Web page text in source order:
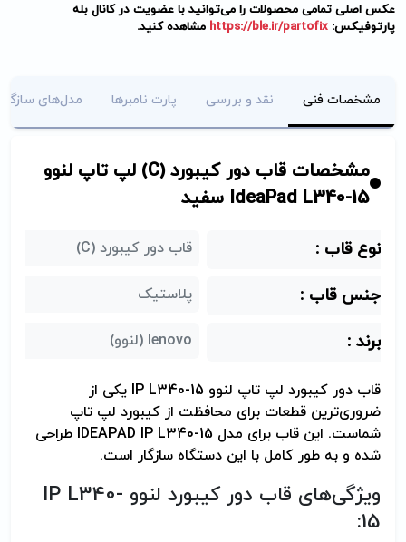
عکس اصلی تمامی محصولات را می‌توانید با عضویت در کانال بله
پارتوفیکس: https://ble.ir/partofix مشاهده کنید.
مشخصات فنی نقد و بررسی پارت نامبرها مدل‌های سازگار
مشخصات قاب دور کیبورد (C) لپ تاپ لنوو
IdeaPad L340-15 سفید
نوع قاب : قاب دور کیبورد (C)
جنس قاب : پلاستیک
برند : lenovo (لنوو)
قاب دور کیبورد لپ تاپ لنوو IP L340-15 یکی از
ضروری‌ترین قطعات برای محافظت از کیبورد لپ تاپ
شماست. این قاب برای مدل IDEAPAD IP L340-15 طراحی
شده و به طور کامل با این دستگاه سازگار است.
ویژگی‌های قاب دور کیبورد لنوو IP L340-
15: